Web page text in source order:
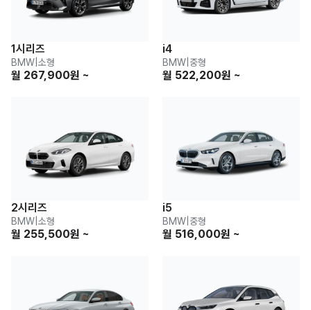
1시리즈
BMW 소형
월 267,900원 ~
i4
BMW 중형
월 522,200원 ~
2시리즈
BMW 소형
월 255,500원 ~
i5
BMW 중형
월 516,000원 ~